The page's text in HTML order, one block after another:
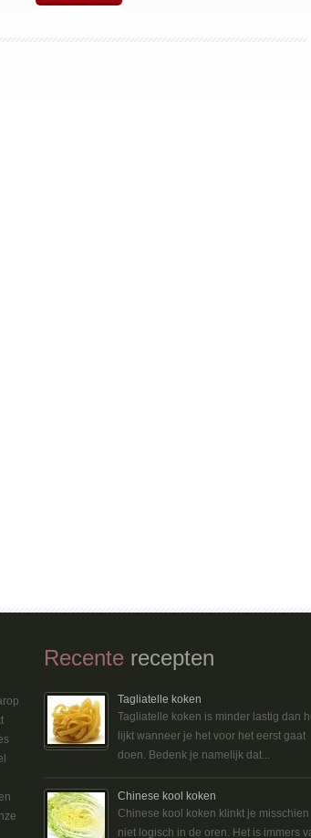
Recente recepten
Tagliatelle koken
Tagliatelle koken is minder lastig dan
lijkt wanneer je het voor het eerst gaat
doen. Bedenk je namelijk dat...
Chinese kool koken
Chinese kool koken klinkt je misschien
niet logisch in de oren. Het is immers